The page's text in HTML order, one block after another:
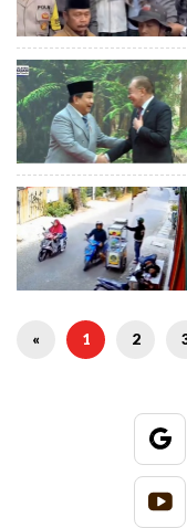
« 1 2